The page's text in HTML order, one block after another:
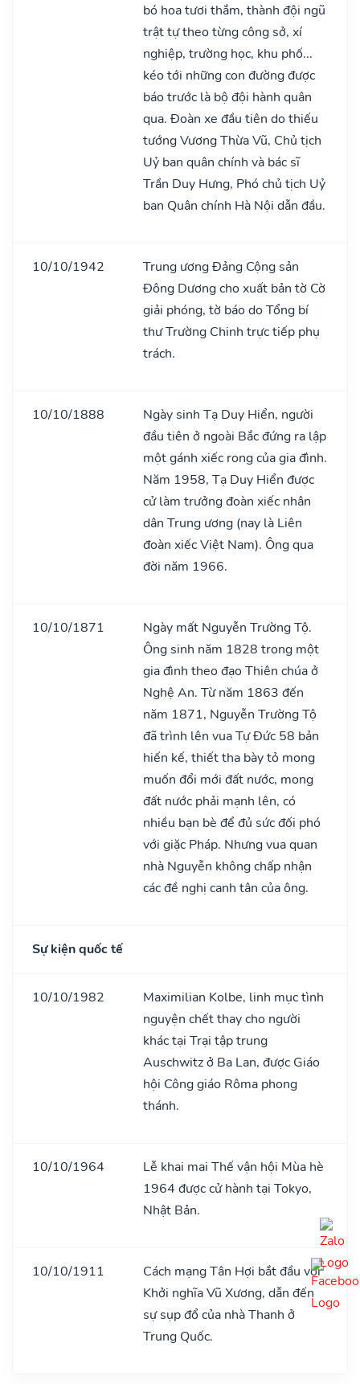
bó hoa tươi thắm, thành đội ngũ
trật tự theo từng công sở, xí
nghiệp, trường học, khu phố...
kéo tới những con đường được
báo trước là bộ đội hành quân
qua. Đoàn xe đầu tiên do thiếu
tướng Vương Thừa Vũ, Chủ tịch
Uỷ ban quân chính và bác sĩ
Trần Duy Hưng, Phó chủ tịch Uỷ
ban Quân chính Hà Nội dẫn đầu.
10/10/1942
Trung ương Đảng Cộng sản
Đông Dương cho xuất bản tờ Cờ
giải phóng, tờ báo do Tổng bí
thư Trường Chinh trực tiếp phụ
trách.
10/10/1888
Ngày sinh Tạ Duy Hiển, người
đầu tiên ở ngoài Bắc đứng ra lập
một gánh xiếc rong của gia đình.
Năm 1958, Tạ Duy Hiển được
cử làm trưởng đoàn xiếc nhân
dân Trung ương (nay là Liên
đoàn xiếc Việt Nam). Ông qua
đời năm 1966.
10/10/1871
Ngày mất Nguyễn Trường Tộ.
Ông sinh năm 1828 trong một
gia đình theo đạo Thiên chúa ở
Nghệ An. Từ năm 1863 đến
năm 1871, Nguyễn Trường Tộ
đã trình lên vua Tự Đức 58 bản
hiến kế, thiết tha bày tỏ mong
muốn đổi mới đất nước, mong
đất nước phải mạnh lên, có
nhiều bạn bè để đủ sức đối phó
với giặc Pháp. Nhưng vua quan
nhà Nguyễn không chấp nhận
các đề nghị canh tân của ông.
Sự kiện quốc tế
10/10/1982
Maximilian Kolbe, linh mục tình
nguyện chết thay cho người
khác tại Trại tập trung
Auschwitz ở Ba Lan, được Giáo
hội Công giáo Rôma phong
thánh.
10/10/1964
Lễ khai mai Thế vận hội Mùa hè
1964 được cử hành tại Tokyo,
Nhật Bản.
10/10/1911
Cách mạng Tân Hợi bắt đầu với
Khởi nghĩa Vũ Xương, dẫn đến
sự sụp đổ của nhà Thanh ở
Trung Quốc.